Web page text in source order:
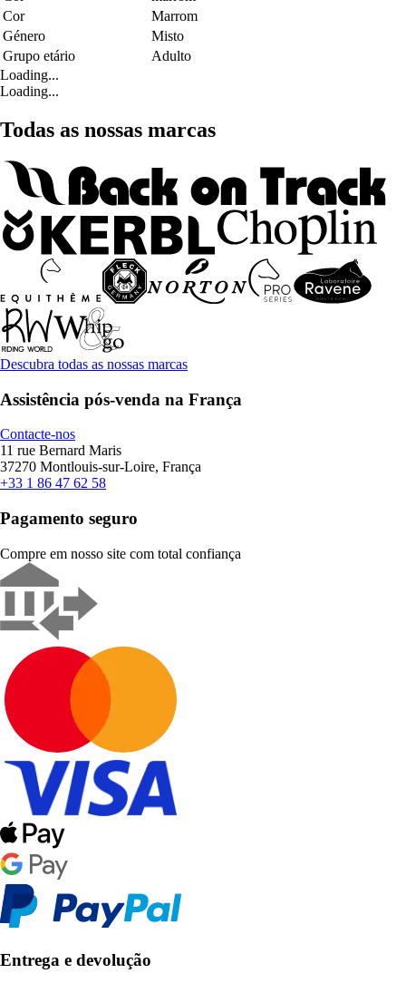
Cor
Marrom
Género
Misto
Grupo etário
Adulto
Loading...
Loading...
Todas as nossas marcas
Descubra todas as nossas marcas
Assistência pós-venda na França
Contacte-nos
11 rue Bernard Maris
37270 Montlouis-sur-Loire, França
+33 1 86 47 62 58
Pagamento seguro
Compre em nosso site com total confiança
Entrega e devolução